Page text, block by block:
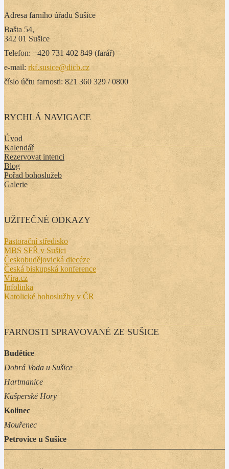
Adresa farního úřadu Sušice
Bašta 54,
342 01 Sušice
Telefon: +420 731 402 849 (farář)
e-mail: rkf.susice@dicb.cz
číslo účtu farnosti: 821 360 329 / 0800
RYCHLÁ NAVIGACE
Úvod
Kalendář
Rezervovat intenci
Blog
Pořad bohoslužeb
Galerie
UŽITEČNÉ ODKAZY
Pastorační středisko
MBS SFŘ v Sušici
Českobudějovická diecéze
Česká biskupská konference
Víra.cz
Infolinka
Katolické bohoslužby v ČR
FARNOSTI SPRAVOVANÉ ZE SUŠICE
Budětice
Dobrá Voda u Sušice
Hartmanice
Kašperské Hory
Kolinec
Mouřenec
Petrovice u Sušice